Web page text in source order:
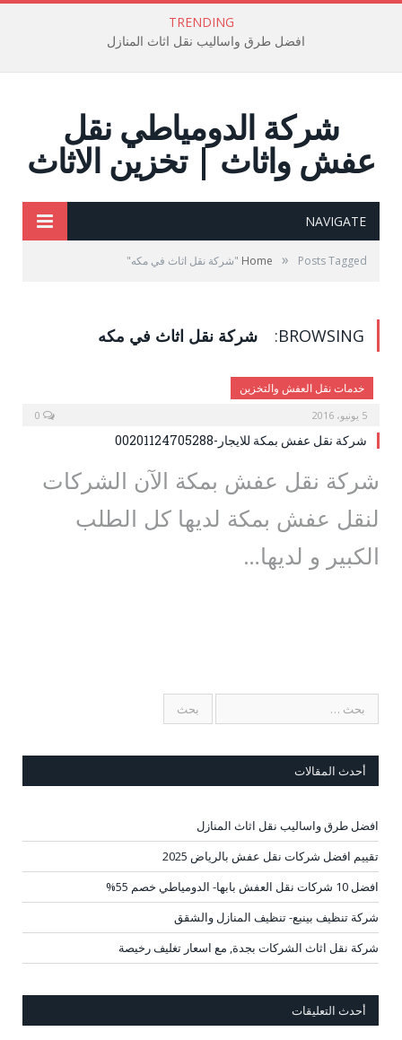
TRENDING
افضل طرق واساليب نقل اثاث المنازل
شركة الدومياطي نقل
عفش واثاث | تخزين الاثاث
NAVIGATE
Home » Posts Tagged "شركة نقل اثاث في مكه"
BROWSING: شركة نقل اثاث في مكه
خدمات نقل العفش والتخزين
5 يونيو، 2016
شركة نقل عفش بمكة للايجار-00201124705288
شركة نقل عفش بمكة الآن الشركات
لنقل عفش بمكة لديها كل الطلب
الكبير و لديها…
أحدث المقالات
افضل طرق واساليب نقل اثاث المنازل
تقييم افضل شركات نقل عفش بالرياض 2025
افضل 10 شركات نقل العفش بابها- الدومياطي خصم 55%
شركة تنظيف بينبع- تنظيف المنازل والشقق
شركة نقل اثاث الشركات بجدة, مع اسعار تغليف رخيصة
أحدث التعليقات